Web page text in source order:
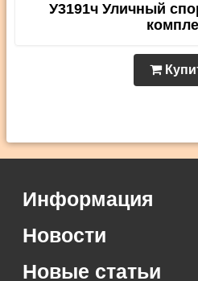
У3191ч Уличный
Информация
Новости
Новые статьи